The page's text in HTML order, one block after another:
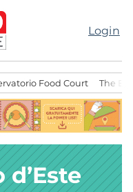
Login
Food Court The